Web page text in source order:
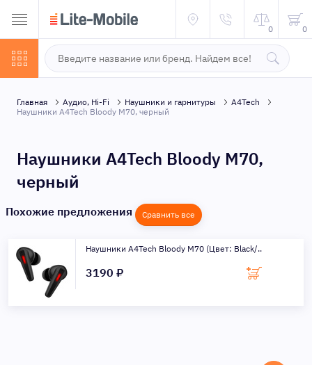
0 0
Главная Аудио, Hi-Fi Наушники и гарнитуры
A4Tech
Наушники A4Tech Bloody M70, черный
Наушники A4Tech Bloody M70,
черный
Похожие предложения Сравнить все
Наушники A4Tech Bloody M70 (Цвет: Black/..
3190 ₽